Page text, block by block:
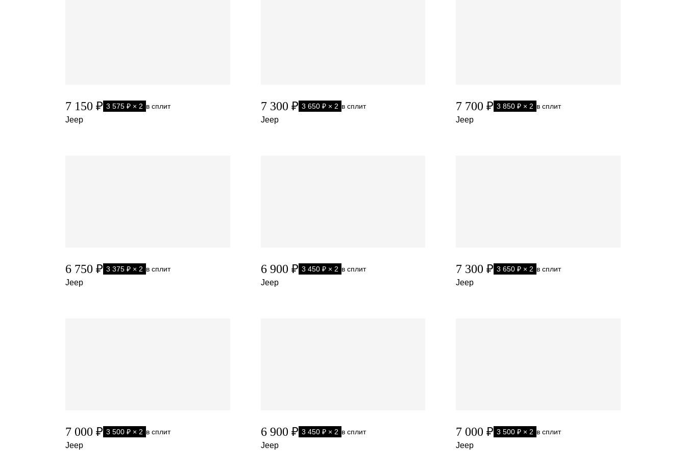
7 150 ₽ 3 575 ₽ × 2 в сплит
Jeep
7 300 ₽ 3 650 ₽ × 2 в сплит
Jeep
7 700 ₽ 3 850 ₽ × 2 в сплит
Jeep
6 750 ₽ 3 375 ₽ × 2 в сплит
Jeep
6 900 ₽ 3 450 ₽ × 2 в сплит
Jeep
7 300 ₽ 3 650 ₽ × 2 в сплит
Jeep
7 000 ₽ 3 500 ₽ × 2 в сплит
Jeep
6 900 ₽ 3 450 ₽ × 2 в сплит
Jeep
7 000 ₽ 3 500 ₽ × 2 в сплит
Jeep